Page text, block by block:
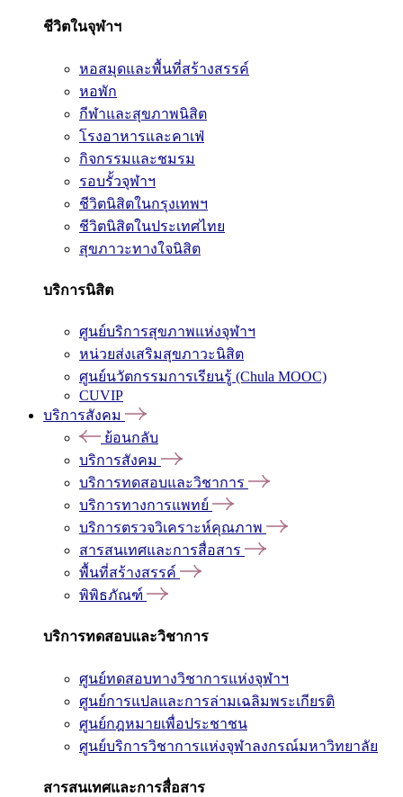
ชีวิตในจุฬาฯ
หอสมุดและพื้นที่สร้างสรรค์
หอพัก
กีฬาและสุขภาพนิสิต
โรงอาหารและคาเฟ่
กิจกรรมและชมรม
รอบรั้วจุฬาฯ
ชีวิตนิสิตในกรุงเทพฯ
ชีวิตนิสิตในประเทศไทย
สุขภาวะทางใจนิสิต
บริการนิสิต
ศูนย์บริการสุขภาพแห่งจุฬาฯ
หน่วยส่งเสริมสุขภาวะนิสิต
ศูนย์นวัตกรรมการเรียนรู้ (Chula MOOC)
CUVIP
บริการสังคม
ย้อนกลับ
บริการสังคม
บริการทดสอบและวิชาการ
บริการทางการแพทย์
บริการตรวจวิเคราะห์คุณภาพ
สารสนเทศและการสื่อสาร
พื้นที่สร้างสรรค์
พิพิธภัณฑ์
บริการทดสอบและวิชาการ
ศูนย์ทดสอบทางวิชาการแห่งจุฬาฯ
ศูนย์การแปลและการล่ามเฉลิมพระเกียรติ
ศูนย์กฎหมายเพื่อประชาชน
ศูนย์บริการวิชาการแห่งจุฬาลงกรณ์มหาวิทยาลัย
สารสนเทศและการสื่อสาร